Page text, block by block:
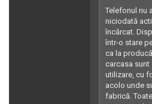
Telefonul nu
niciodată
încărcat.
într-o stare
ca la
carcasa sunt
utilizare, cu
acolo unde
fabrică.